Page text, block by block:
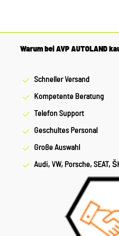
Warum bei AVP AUTOLAND
Schneller Versand
Kompetente Beratung
Telefon Support
Geschultes Personal
Große Auswahl
Audi, VW, Porsche, SEAT,